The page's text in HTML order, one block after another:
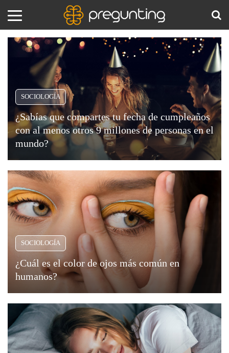
Amor
Sexo
Animales
Arte
y
Cine
Ciencia
Costumbres
y
Creencias
Criminología
Deporte
Economía
Gastronomía
Sociología
SOCIOLOGÍA
¿Sabías que compartes tu fecha de cumpleaños
con al menos otros 9 millones de personas en el
mundo?
cumpleaños,
día
anual
que
nos
invita
a
celebrar
existencia,
suele
ser
considerado
SOCIOLOGÍA
¿Cuál es el color de ojos más común en
humanos?